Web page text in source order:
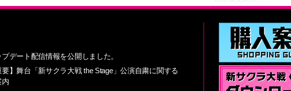
プデート配信情報を公開しました。
要】舞台「新サクラ大戦 the Stage」公演自粛に関する
内